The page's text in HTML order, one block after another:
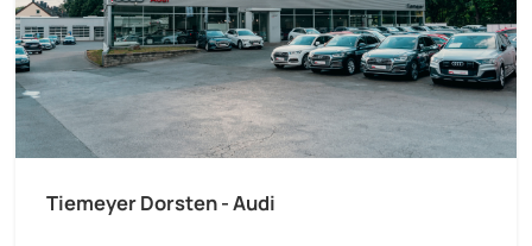
Tiemeyer Dorsten - Audi